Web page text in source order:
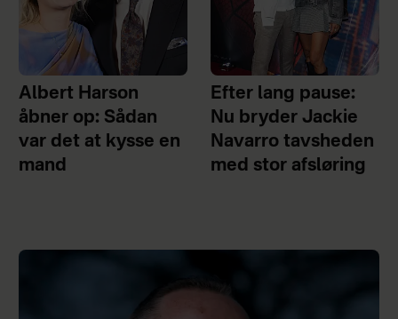
Albert Harson
åbner op: Sådan
var det at kysse en
mand
Efter lang pause:
Nu bryder Jackie
Navarro tavsheden
med stor afsløring